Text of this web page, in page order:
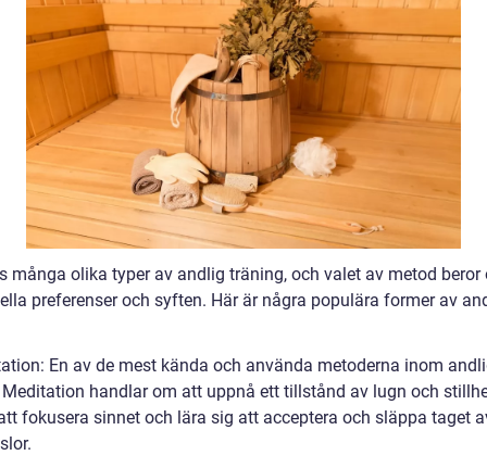
många olika typer av andlig träning, och valet av metod beror
preferenser och syften. Här är några populära former av
En av de mest kända och använda metoderna inom
handlar om att uppnå ett tillstånd av lugn och
fokusera sinnet och lära sig att acceptera och släppa taget